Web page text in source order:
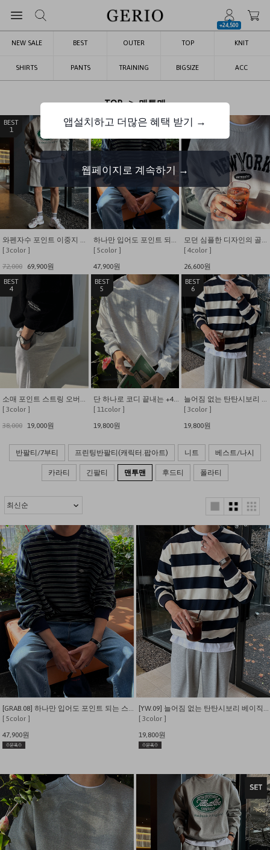
+24,500
NEW SALE BEST OUTER TOP KNIT
SHIRTS PANTS TRAINING BIGSIZE ACC
TOP > 맨투맨
1
와펜자수 포인트 이중지 맨투맨 반바지 셋업
[ 3color ]
72,000
69,900원
2
하나만 입어도 포인트 되는 스트라이프 맨투맨
[ 5color ]
47,900원
3
모던 심플한 디자인의 골지니트 뉴욕자수 맨투맨
[ 4color ]
26,600원
4
소매 포인트 스트링 오버핏 니트 맨투맨
[ 3color ]
38,000 19,000원
5
단 하나로 코디 끝내는 +4cm 레이어드 맨투맨
[ 11color ]
19,800원
6
늘어짐 없는 탄탄시보리 베이직 단가라 맨투맨
[ 3color ]
19,800원
반팔티/7부티 프린팅반팔티(캐릭터.팝아트) 니트 베스트/나시
카라티 긴팔티 맨투맨 후드티 폴라티
[GRAB.08] 하나만 입어도 포인트 되는 스트라이프 맨투맨
[ 5color ]
47,900원
[YW.09] 늘어짐 없는 탄탄시보리 베이직 단가라 맨투맨
[ 3color ]
19,800원
앱설치하고 더많은 혜택 받기 →
웹페이지로 계속하기 →